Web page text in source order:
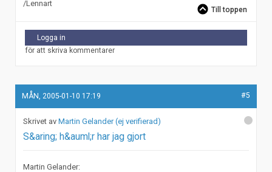
/Lennart
Till toppen
Logga in
för att skriva kommentarer
MÅN, 2005-01-10 17:19 #5
Martin Gelander (ej verifierad)
S&aring; h&auml;r har jag gjort
Martin Gelander: